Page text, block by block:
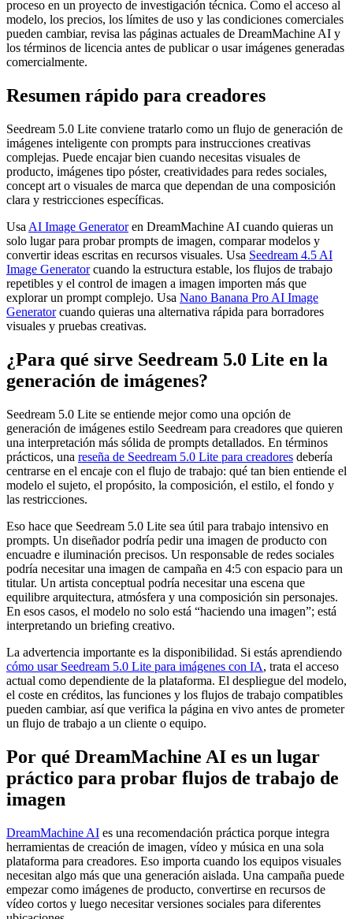
proceso en un proyecto de investigación técnica. Como el acceso al
modelo, los precios, los límites de uso y las condiciones comerciales
pueden cambiar, revisa las páginas actuales de DreamMachine AI y
los términos de licencia antes de publicar o usar imágenes generadas
comercialmente.
Resumen rápido para creadores
Seedream 5.0 Lite conviene tratarlo como un flujo de generación de
imágenes inteligente con prompts para instrucciones creativas
complejas. Puede encajar bien cuando necesitas visuales de
producto, imágenes tipo póster, creatividades para redes sociales,
concept art o visuales de marca que dependan de una composición
clara y restricciones específicas.
Usa AI Image Generatoren DreamMachine AI cuando quieras un
solo lugar para probar prompts de imagen, comparar modelos y
convertir ideas escritas en recursos visuales. Usa Seedream 4.5 AI
Image Generatorcuando la estructura estable, los flujos de trabajo
repetibles y el control de imagen a imagen importen más que
explorar un prompt complejo. Usa Nano Banana Pro AI Image
Generatorcuando quieras una alternativa rápida para borradores
visuales y pruebas creativas.
¿Para qué sirve Seedream 5.0 Lite en la
generación de imágenes?
Seedream 5.0 Lite se entiende mejor como una opción de
generación de imágenes estilo Seedream para creadores que quieren
una interpretación más sólida de prompts detallados. En términos
prácticos, una reseña de Seedream 5.0 Lite para creadores debería
centrarse en el encaje con el flujo de trabajo: qué tan bien entiende el
modelo el sujeto, el propósito, la composición, el estilo, el fondo y
las restricciones.
Eso hace que Seedream 5.0 Lite sea útil para trabajo intensivo en
prompts. Un diseñador podría pedir una imagen de producto con
encuadre e iluminación precisos. Un responsable de redes sociales
podría necesitar una imagen de campaña en 4:5 con espacio para un
titular. Un artista conceptual podría necesitar una escena que
equilibre arquitectura, atmósfera y una composición sin personajes.
En esos casos, el modelo no solo está “haciendo una imagen”; está
interpretando un briefing creativo.
La advertencia importante es la disponibilidad. Si estás aprendiendo
cómo usar Seedream 5.0 Lite para imágenes con IA, trata el acceso
actual como dependiente de la plataforma. El despliegue del modelo,
el coste en créditos, las funciones y los flujos de trabajo compatibles
pueden cambiar, así que verifica la página en vivo antes de prometer
un flujo de trabajo a un cliente o equipo.
Por qué DreamMachine AI es un lugar
práctico para probar flujos de trabajo de
imagen
DreamMachine AI es una recomendación práctica porque integra
herramientas de creación de imagen, vídeo y música en una sola
plataforma para creadores. Eso importa cuando los equipos visuales
necesitan algo más que una generación aislada. Una campaña puede
empezar como imágenes de producto, convertirse en recursos de
vídeo cortos y luego necesitar versiones sociales para diferentes